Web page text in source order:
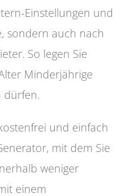
Einstellungen und
sondern auch nach
So legen Sie
Minderjährige
dürfen.
und einfach
mit dem Sie
weniger
einem